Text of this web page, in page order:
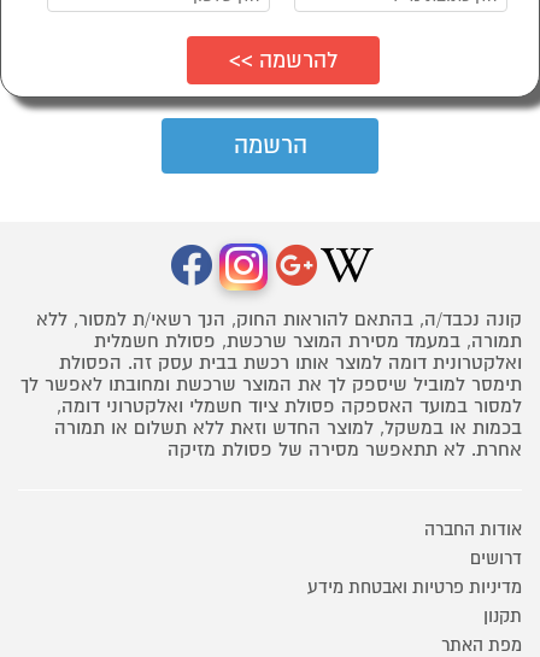
קונה נכבד/ה, בהתאם להוראות החוק, הנך רשאי/ת למסור, ללא
תמורה, במעמד מסירת המוצר שרכשת, פסולת חשמלית
ואלקטרונית דומה למוצר אותו רכשת בבית עסק זה. הפסולת
תימסר למוביל שיספק לך את המוצר שרכשת ומחובתו לאפשר לך
למסור במועד האספקה פסולת ציוד חשמלי ואלקטרוני דומה,
בכמות או במשקל, למוצר החדש וזאת ללא תשלום או תמורה
אחרת. לא תתאפשר מסירה של פסולת מזיקה
אודות החברה
דרושים
מדיניות פרטיות ואבטחת מידע
תקנון
מפת האתר